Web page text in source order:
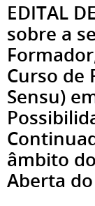
EDITAL
sobre a
Curso de
Sensu)
âmbito
Aberta